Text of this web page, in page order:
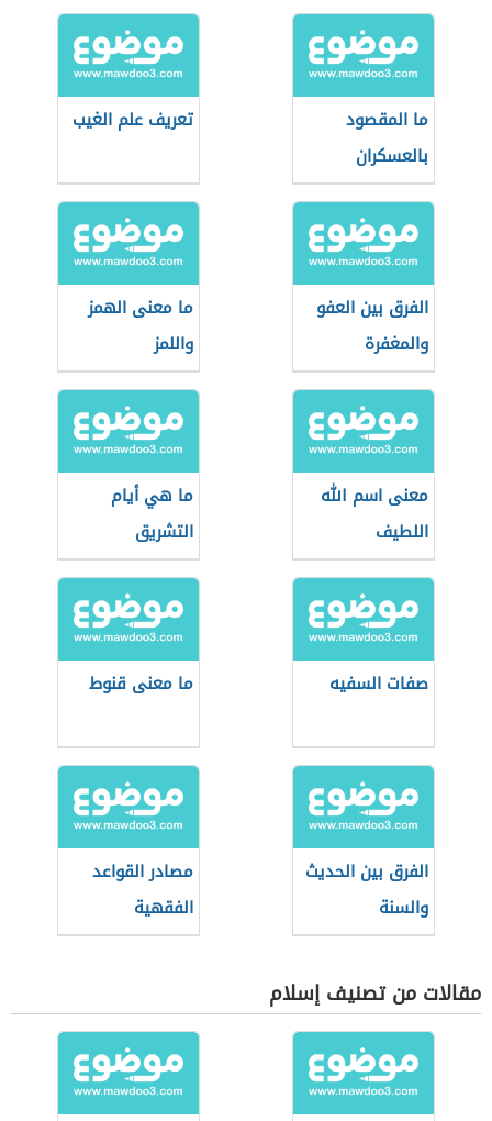
ما المقصود
بالعسكران
تعريف علم الغيب
الفرق بين العفو
والمغفرة
ما معنى الهمز
واللمز
معنى اسم الله
اللطيف
ما هي أيام
التشريق
صفات السفيه ما معنى قنوط
الفرق بين الحديث
والسنة
مصادر القواعد
الفقهية
مقالات من تصنيف إسلام